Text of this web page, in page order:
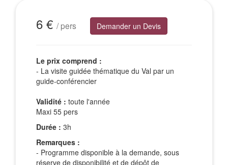
6 € / pers Demander un Devis
Le prix comprend :
- La visite guidée thématique du Val par un
guide-conférencier
Validité : toute l'année
Maxi 55 pers
Durée : 3h
Remarques :
- Programme disponible à la demande, sous
réserve de disponibilité et de dépôt de